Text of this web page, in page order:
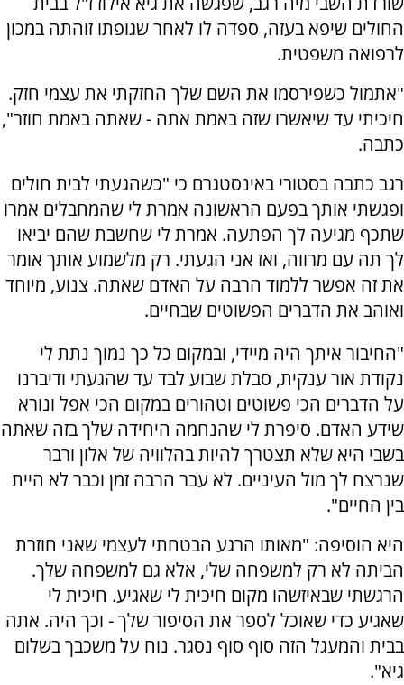
החולים שיפא בעזה, ספדה לו לאחר שגופתו זוהתה במכון
לרפואה משפטית.
"אתמול כשפירסמו את השם שלך החזקתי את עצמי חזק.
חיכיתי עד שיאשרו שזה באמת אתה - שאתה באמת חוזר",
כתבה.
רגב כתבה בסטורי באינסטגרם כי "כשהגעתי לבית חולים
ופגשתי אותך בפעם הראשונה אמרת לי שהמחבלים אמרו
שתכף מגיעה לך הפתעה. אמרת לי שחשבת שהם יביאו
לך תה עם מרווה, ואז אני הגעתי. רק מלשמוע אותך אומר
את זה אפשר ללמוד הרבה על האדם שאתה. צנוע, מיוחד
ואוהב את הדברים הפשוטים שבחיים.
"החיבור איתך היה מיידי, ובמקום כל כך נמוך נתת לי
נקודת אור ענקית, סבלת שבוע לבד עד שהגעתי ודיברנו
על הדברים הכי פשוטים וטהורים במקום הכי אפל ונורא
שידע האדם. סיפרת לי שהנחמה היחידה שלך בזה שאתה
בשבי היא שלא תצטרך להיות בהלוויה של אלון ורבר
שנרצח לך מול העיניים. לא עבר הרבה זמן וכבר לא היית
בין החיים".
היא הוסיפה: "מאותו הרגע הבטחתי לעצמי שאני חוזרת
הביתה לא רק למשפחה שלי, אלא גם למשפחה שלך.
הרגשתי שבאיזשהו מקום חיכית לי שאגיע. חיכית לי
שאגיע כדי שאוכל לספר את הסיפור שלך - וכך היה. אתה
בבית והמעגל הזה סוף סוף נסגר. נוח על משכבך בשלום
גיא".